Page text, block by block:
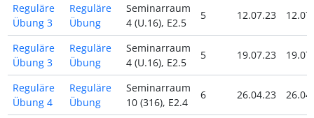
Reguläre
Übung 3
Reguläre
Übung
Seminarraum
4 (U.16), E2.5
5 12.07.23
Reguläre
Übung 3
Reguläre
Übung
Seminarraum
4 (U.16), E2.5
5 19.07.23
Reguläre
Übung 4
Reguläre
Übung
Seminarraum
10 (316), E2.4
6 26.04.23